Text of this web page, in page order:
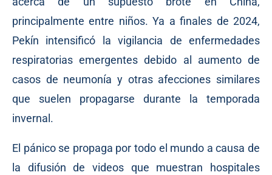
principalmente entre niños. Ya a finales de 2024,
Pekín intensificó la vigilancia de enfermedades
respiratorias emergentes debido al aumento de
casos de neumonía y otras afecciones similares
que suelen propagarse durante la temporada
invernal.
El pánico se propaga por todo el mundo a causa de
la difusión de videos que muestran hospitales